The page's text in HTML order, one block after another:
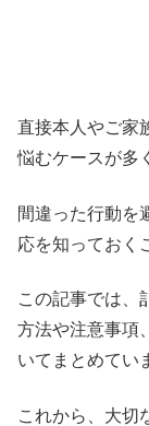
直接本人やご家
悩むケースが多
間違った行動を
応を知っておく
この記事では、
方法や注意事項
いてまとめてい
これから、大切